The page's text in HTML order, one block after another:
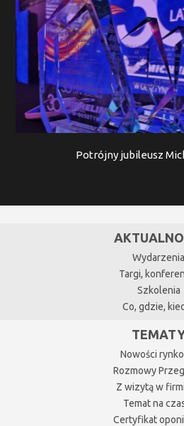
Potrójny jubileusz
Wydarzenia
Targi,
Szkolenia
Co, gdzie,
Nowości
Rozmowy
Z wizytą w
Temat na
Certyfikat